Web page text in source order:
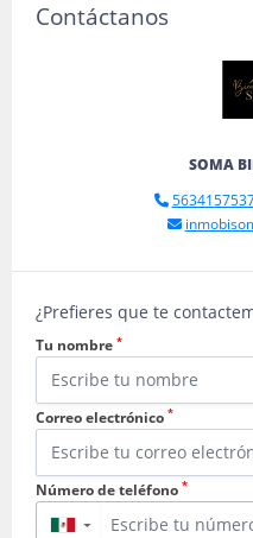
Contáctanos
SOMA
¿Prefieres que te
Tu nombre *
Correo electrónico *
Número de teléfono *
▼